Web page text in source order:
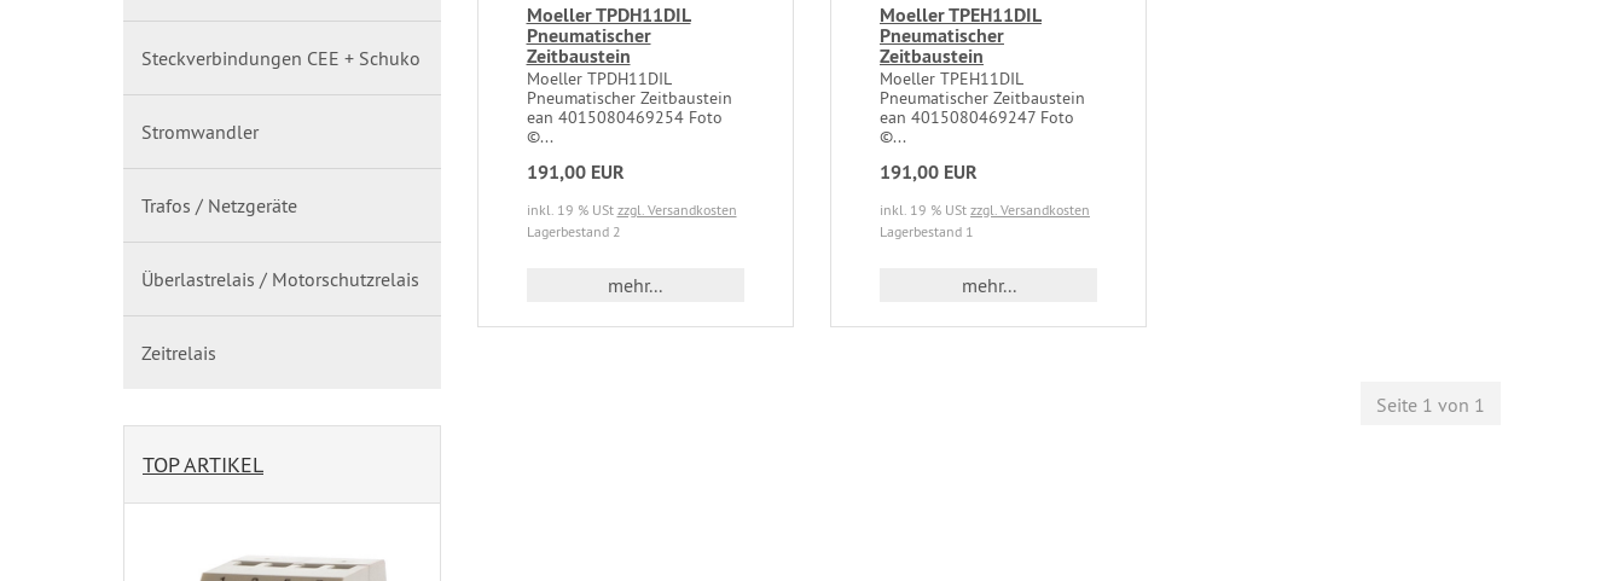
Moeller TPDH11DIL
Pneumatischer
Zeitbaustein
Moeller TPDH11DIL
Pneumatischer Zeitbaustein
ean 4015080469254 Foto
©...
191,00 EUR
inkl. 19 % USt zzgl. Versandkosten
Lagerbestand 2
mehr...
Moeller TPEH11DIL
Pneumatischer
Zeitbaustein
Moeller TPEH11DIL
Pneumatischer Zeitbaustein
ean 4015080469247 Foto
©...
191,00 EUR
inkl. 19 % USt zzgl. Versandkosten
Lagerbestand 1
mehr...
Seite 1 von 1
Steckverbindungen CEE + Schuko
Stromwandler
Trafos / Netzgeräte
Überlastrelais / Motorschutzrelais
Zeitrelais
TOP ARTIKEL